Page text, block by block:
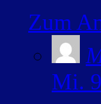
Zum
Mi.